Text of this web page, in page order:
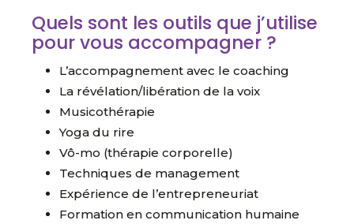
Quels sont les outils que j’utilise
pour vous accompagner ?
L’accompagnement avec le coaching
La révélation/libération de la voix
Musicothérapie
Yoga du rire
Vô-mo (thérapie corporelle)
Techniques de management
Expérience de l’entrepreneuriat
Formation en communication humaine